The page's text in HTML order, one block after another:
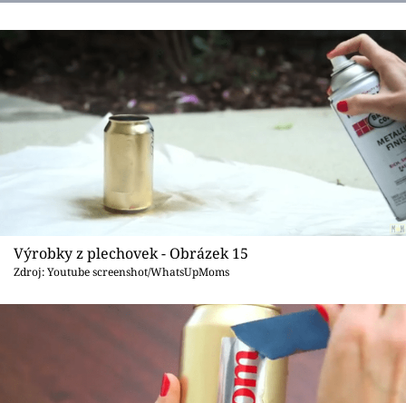
Výrobky z plechovek - Obrázek 15
Zdroj: Youtube screenshot/WhatsUpMoms